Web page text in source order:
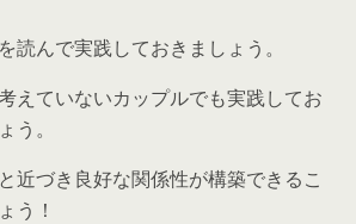
読んで実践しておきましょう。
えていないカップルでも実践してお
う。
近づき良好な関係性が構築できるこ
う！